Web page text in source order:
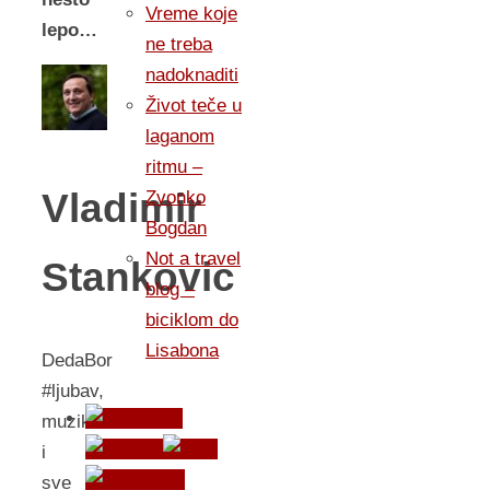
lepo…
Vladimir
Stankovic
DedaBor
#ljubav,
muzika
i
sve
Vreme koje
ne treba
nadoknaditi
Život teče u
laganom
ritmu –
Zvonko
Bogdan
Not a travel
blog –
biciklom do
Lisabona